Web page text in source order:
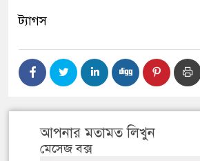
ট্যাগস
আপনার মতামত লিখুন
মেসেজ বক্স